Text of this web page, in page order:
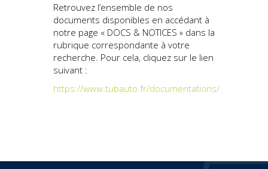
Retrouvez l’ensemble de nos
documents disponibles en accédant à
notre page « DOCS & NOTICES » dans la
rubrique correspondante à votre
recherche. Pour cela, cliquez sur le lien
suivant :
https://www.tubauto.fr/documentations/